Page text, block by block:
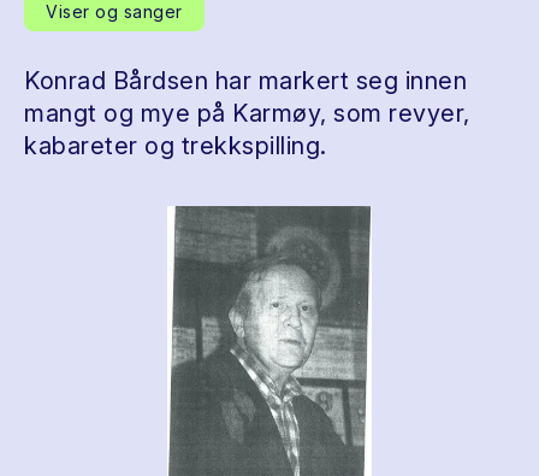
Viser og sanger
Konrad Bårdsen har markert seg innen
mangt og mye på Karmøy, som revyer,
kabareter og trekkspilling.